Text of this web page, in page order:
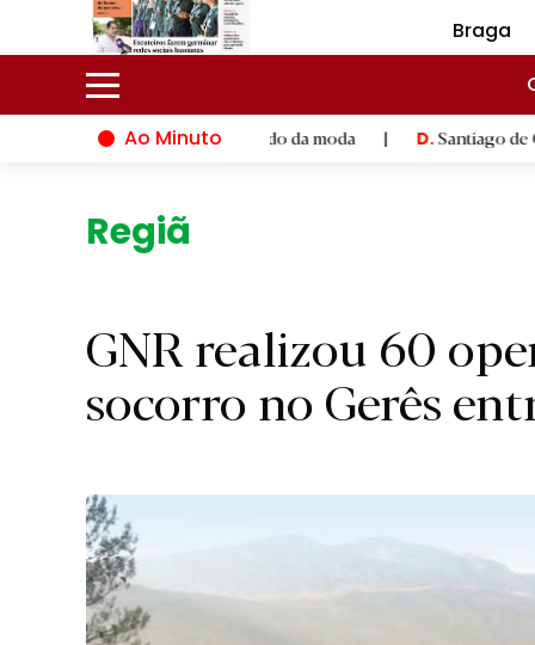
Braga
Ao Minuto
à inovação do mundo da moda | D.Santiago de Compostela
Região.
GNR realizou 60
socorro no Gerês